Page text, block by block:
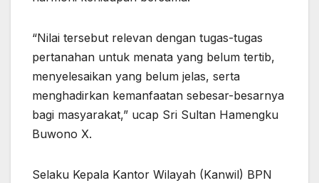
“Nilai tersebut relevan dengan tugas-tugas
pertanahan untuk menata yang belum tertib,
menyelesaikan yang belum jelas, serta
menghadirkan kemanfaatan sebesar-besarnya
bagi masyarakat,” ucap Sri Sultan Hamengku
Buwono X.
Selaku Kepala Kantor Wilayah (Kanwil) BPN